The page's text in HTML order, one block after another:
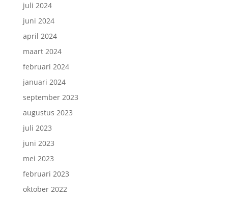
juli 2024
juni 2024
april 2024
maart 2024
februari 2024
januari 2024
september 2023
augustus 2023
juli 2023
juni 2023
mei 2023
februari 2023
oktober 2022